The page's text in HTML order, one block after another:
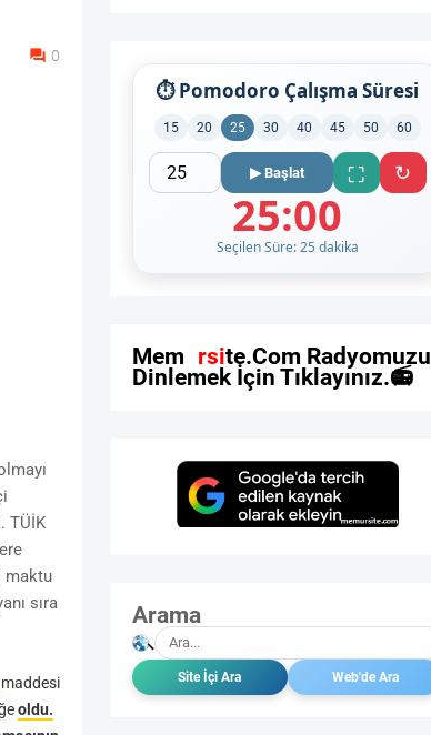
0
TÜİK
maktu
sıra
maddesi
oldu.
⏱ Pomodoro Çalışma Süresi
15 20 25 30 40 45 50 60
▶ Başlat ⛶ ↻
25:00
Seçilen Süre: 25 dakika
Mem rsite.Com Radyomuzu
Din emek İçin Tı kl ayınız.
Arama